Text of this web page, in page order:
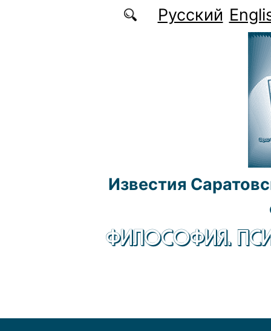
Перейти к основному содержаниюРусский
Известия
ФИЛОСОФИЯ.